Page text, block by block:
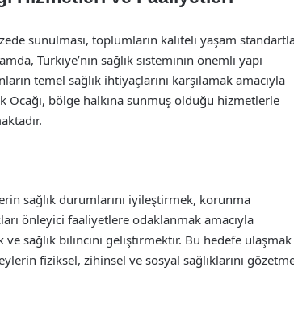
sunulması, toplumların kaliteli yaşam
Türkiye’nin sağlık sisteminin önemli yapı
temel sağlık ihtiyaçlarını karşılamak amacıyla
Ocağı, bölge halkına sunmuş olduğu hizmetlerle
sağlık durumlarını iyileştirmek, korunma
önleyici faaliyetlere odaklanmak amacıyla
ve sağlık bilincini geliştirmektir. Bu hedefe ulaşmak
fiziksel, zihinsel ve sosyal sağlıklarını